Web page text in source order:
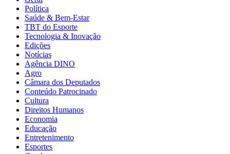
Política
Saúde & Bem-Estar
TBT do Esporte
Tecnologia & Inovação
Edições
Notícias
Agência DINO
Agro
Câmara dos Deputados
Conteúdo Patrocinado
Cultura
Direitos Humanos
Economia
Educação
Entretenimento
Esportes